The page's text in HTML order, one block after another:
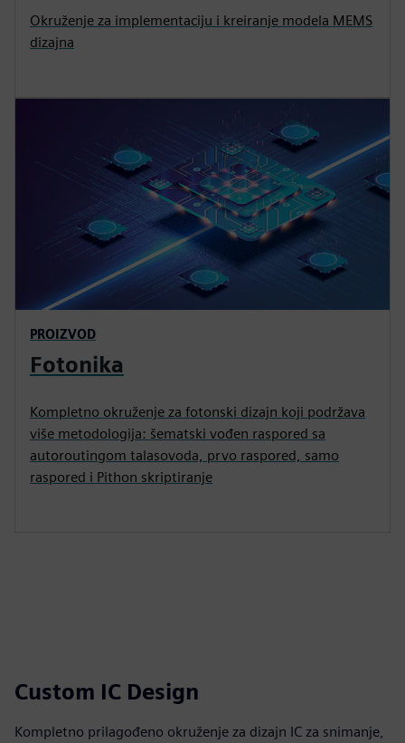
Okruženje za implementaciju i kreiranje modela MEMS
dizajna
PROIZVOD
Fotonika
Kompletno okruženje za fotonski dizajn koji podržava
više metodologija: šematski vođen raspored sa
autoroutingom talasovoda, prvo raspored, samo
raspored i Pithon skriptiranje
Custom IC Design
Kompletno prilagođeno okruženje za dizajn IC za snimanje,